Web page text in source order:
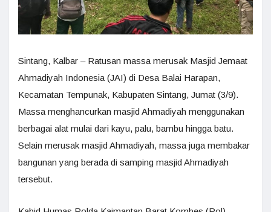
Sintang, Kalbar – Ratusan massa merusak Masjid Jemaat
Ahmadiyah Indonesia (JAI) di Desa Balai Harapan,
Kecamatan Tempunak, Kabupaten Sintang, Jumat (3/9).
Massa menghancurkan masjid Ahmadiyah menggunakan
berbagai alat mulai dari kayu, palu, bambu hingga batu.
Selain merusak masjid Ahmadiyah, massa juga membakar
bangunan yang berada di samping masjid Ahmadiyah
tersebut.